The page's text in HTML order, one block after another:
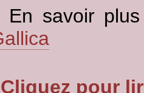
En savoir
Cliquez pour